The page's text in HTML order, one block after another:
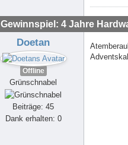
Gewinnspiel: 4 Jahre
Doetan
Offline
Grünschnabel
Beiträge: 45
Dank erhalten: 0